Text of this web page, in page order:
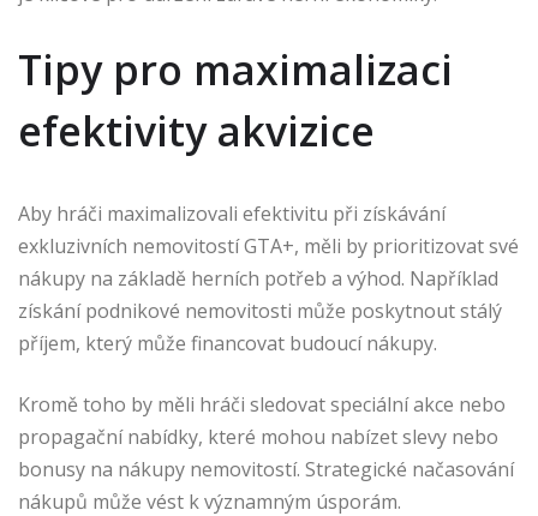
Tipy pro maximalizaci
efektivity akvizice
Aby hráči maximalizovali efektivitu při získávání
exkluzivních nemovitostí GTA+, měli by prioritizovat své
nákupy na základě herních potřeb a výhod. Například
získání podnikové nemovitosti může poskytnout stálý
příjem, který může financovat budoucí nákupy.
Kromě toho by měli hráči sledovat speciální akce nebo
propagační nabídky, které mohou nabízet slevy nebo
bonusy na nákupy nemovitostí. Strategické načasování
nákupů může vést k významným úsporám.